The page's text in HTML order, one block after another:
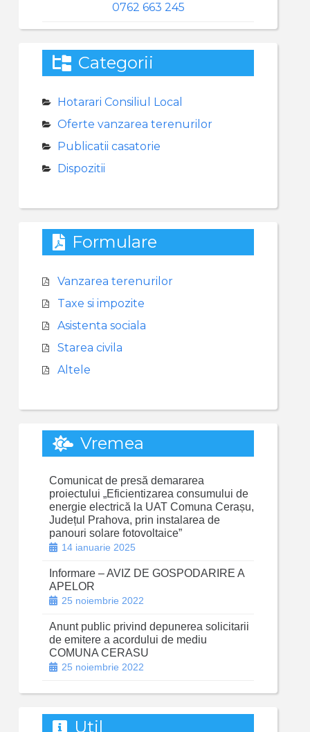
0762 663 245
Categorii
Hotarari Consiliul Local
Oferte vanzarea terenurilor
Publicatii casatorie
Dispozitii
Formulare
Vanzarea terenurilor
Taxe si impozite
Asistenta sociala
Starea civila
Altele
Vremea
Comunicat de presă demararea
proiectului „Eficientizarea consumului de
energie electrică la UAT Comuna Cerașu,
Județul Prahova, prin instalarea de
panouri solare fotovoltaice”
14 ianuarie 2025
Informare – AVIZ DE GOSPODARIRE A
APELOR
25 noiembrie 2022
Anunt public privind depunerea solicitarii
de emitere a acordului de mediu
COMUNA CERASU
25 noiembrie 2022
Util